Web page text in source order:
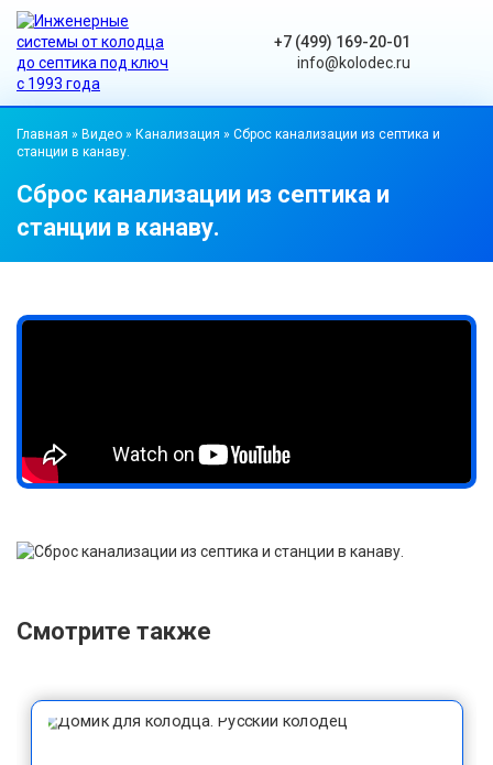
+7 (499) 169-20-01
info@kolodec.ru
Главная » Видео » Канализация » Сброс канализации из септика и
станции в канаву.
Сброс канализации из септика и
станции в канаву.
Смотрите также